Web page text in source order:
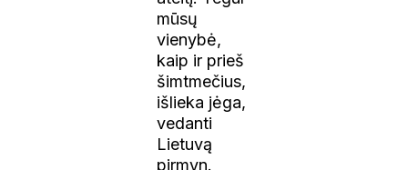
mūsų
vienybė,
kaip ir prieš
šimtmečius,
išlieka jėga,
vedanti
Lietuvą
pirmyn.